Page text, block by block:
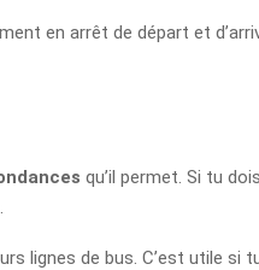
en arrêt de départ et
qu’il permet. Si tu
lignes de bus. C’est utile si